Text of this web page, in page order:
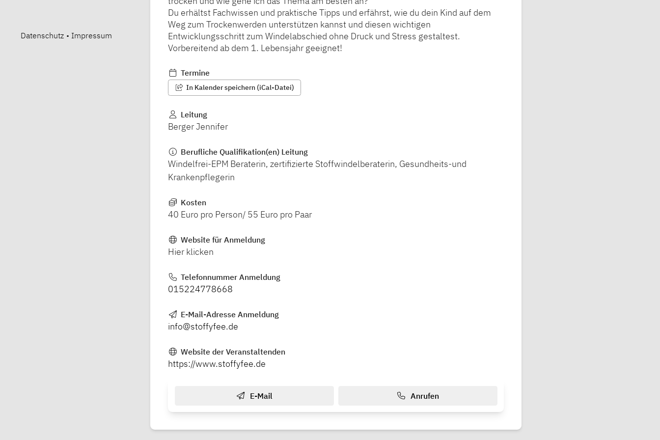
Datenschutz • Impressum
Du erhältst Fachwissen und praktische Tipps und erfährst, wie du dein Kind auf dem
Weg zum Trockenwerden unterstützen kannst und diesen wichtigen
Entwicklungsschritt zum Windelabschied ohne Druck und Stress gestaltest.
Vorbereitend ab dem 1. Lebensjahr geeignet!
Termine
In Kalender speichern (iCal-Datei)
Leitung
Berger Jennifer
Berufliche Qualifikation(en) Leitung
Windelfrei-EPM Beraterin, zertifizierte Stoffwindelberaterin, Gesundheits-und
Krankenpflegerin
Kosten
40 Euro pro Person/ 55 Euro pro Paar
Website für Anmeldung
Hier klicken
Telefonnummer Anmeldung
015224778668
E-Mail-Adresse Anmeldung
info@stoffyfee.de
Website der Veranstaltenden
https://www.stoffyfee.de
E-Mail Anrufen